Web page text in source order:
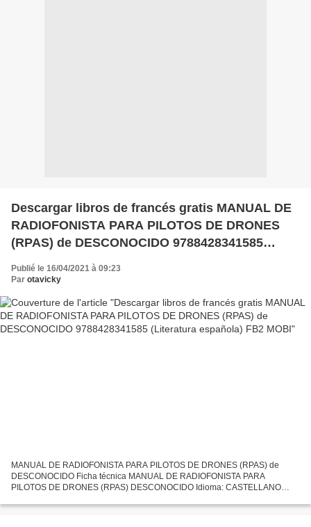
Descargar libros de francés gratis MANUAL DE
RADIOFONISTA PARA PILOTOS DE DRONES
(RPAS) de DESCONOCIDO 9788428341585
Publié le 16/04/2021 à 09:23
Par otavicky
MANUAL DE RADIOFONISTA PARA PILOTOS DE DRONES (RPAS) de
DESCONOCIDO Ficha técnica MANUAL DE RADIOFONISTA PARA
PILOTOS DE DRONES (RPAS) DESCONOCIDO Idioma: CASTELLANO
EDICIONES PARANINFO...